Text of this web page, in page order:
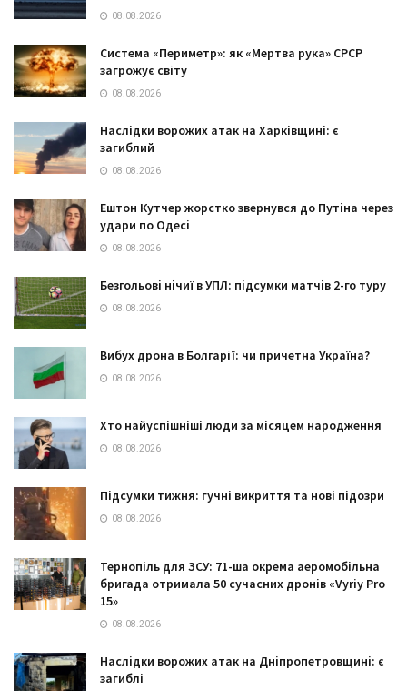
08.08.2026
Система «Периметр»: як «Мертва рука» СРСР
загрожує світу
08.08.2026
Наслідки ворожих атак на Харківщині: є
загиблий
08.08.2026
Ештон Кутчер жорстко звернувся до Путіна через
удари по Одесі
08.08.2026
Безгольові нічиї в УПЛ: підсумки матчів 2-го туру
08.08.2026
Вибух дрона в Болгарії: чи причетна Україна?
08.08.2026
Хто найуспішніші люди за місяцем народження
08.08.2026
Підсумки тижня: гучні викриття та нові підозри
08.08.2026
Тернопіль для ЗСУ: 71-ша окрема аеромобільна
бригада отримала 50 сучасних дронів «Vyriy Pro
15»
08.08.2026
Наслідки ворожих атак на Дніпропетровщині: є
загиблі